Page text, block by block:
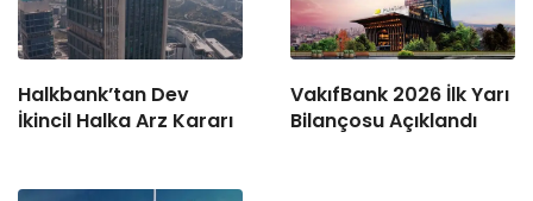
Halkbank’tan Dev
İkincil Halka Arz Kararı
VakıfBank 2026 İlk Yarı
Bilançosu Açıklandı